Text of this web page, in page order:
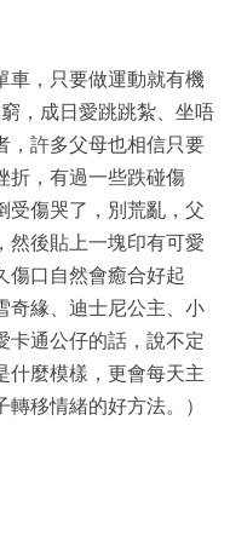
車，只要做運動就有機
，成日愛跳跳紮、坐唔
，許多父母也相信只要
折，有過一些跌碰傷
受傷哭了，別荒亂，父
然後貼上一塊印有可愛
傷口自然會癒合好起
奇緣、迪士尼公主、小
卡通公仔的話，說不定
什麼模樣，更會每天主
移情緒的好方法。）